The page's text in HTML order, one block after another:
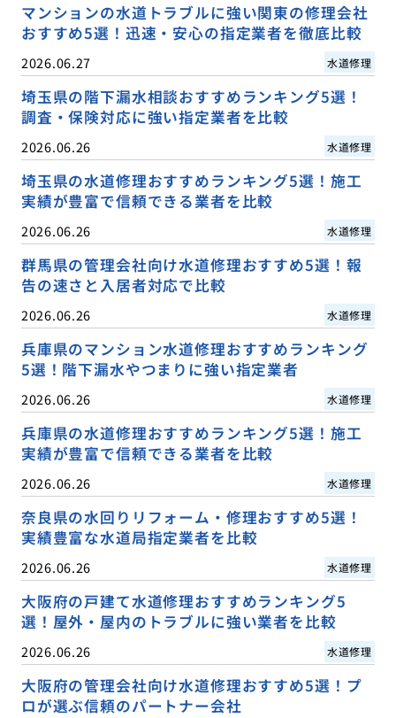
マンションの水道トラブルに強い関東の修理会社
おすすめ5選！迅速・安心の指定業者を徹底比較
2026.06.27 水道修理
埼玉県の階下漏水相談おすすめランキング5選！
調査・保険対応に強い指定業者を比較
2026.06.26 水道修理
埼玉県の水道修理おすすめランキング5選！施工
実績が豊富で信頼できる業者を比較
2026.06.26 水道修理
群馬県の管理会社向け水道修理おすすめ5選！報
告の速さと入居者対応で比較
2026.06.26 水道修理
兵庫県のマンション水道修理おすすめランキング
5選！階下漏水やつまりに強い指定業者
2026.06.26 水道修理
兵庫県の水道修理おすすめランキング5選！施工
実績が豊富で信頼できる業者を比較
2026.06.26 水道修理
奈良県の水回りリフォーム・修理おすすめ5選！
実績豊富な水道局指定業者を比較
2026.06.26 水道修理
大阪府の戸建て水道修理おすすめランキング5
選！屋外・屋内のトラブルに強い業者を比較
2026.06.26 水道修理
大阪府の管理会社向け水道修理おすすめ5選！プ
ロが選ぶ信頼のパートナー会社